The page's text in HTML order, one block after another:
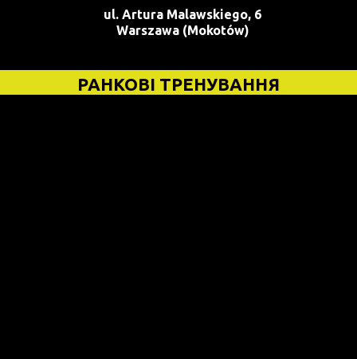
ul. Artura Malawskiego, 6
Warszawa (Mokotów)
РАНКОВІ ТРЕНУВАННЯ